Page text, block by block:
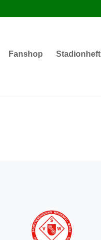
Fanshop Stadionheft